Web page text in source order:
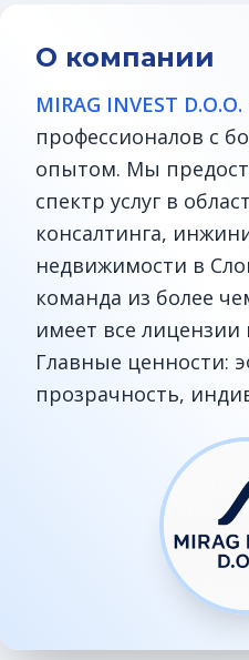
О компании
MIRAG INVEST D.O.O.
профессионалов с
опытом. Мы
спектр услуг в
консалтинга,
недвижимости в
команда из более
имеет все
Главные ценности:
прозрачность,